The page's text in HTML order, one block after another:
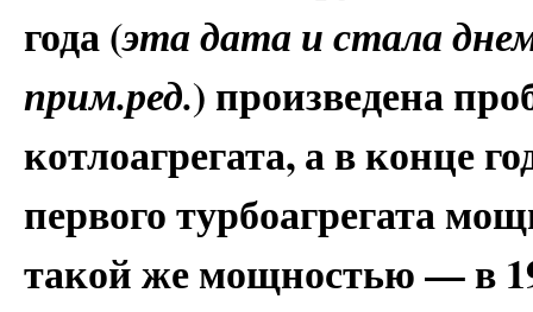
года (эта дата и стала
прим.ред.) произведена
котлоагрегата, а в конце
первого турбоагрегата
такой же мощностью — в